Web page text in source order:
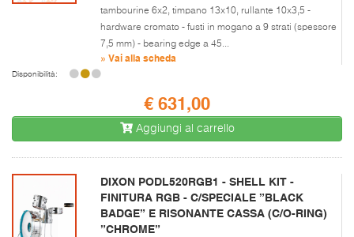
tambourine 6x2, timpano 13x10, rullante 10x3,5 -
hardware cromato - fusti in mogano a 9 strati (spessore
7,5 mm) - bearing edge a 45...
» Vai alla scheda
Disponibilità:
€ 631,00
Aggiungi al carrello
DIXON PODL520RGB1 - SHELL KIT -
FINITURA RGB - C/SPECIALE ”BLACK
BADGE” E RISONANTE CASSA (C/O-RING)
”CHROME”